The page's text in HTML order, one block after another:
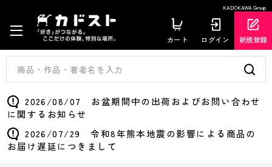
KADOKAWA Group
カート ログイン 新規登録
2026/08/07 お盆期間中の出荷およびお問い合わせ
に関するお知らせ
2026/07/29 令和8年熊本地震の影響による商品の
お届け遅延につきまして